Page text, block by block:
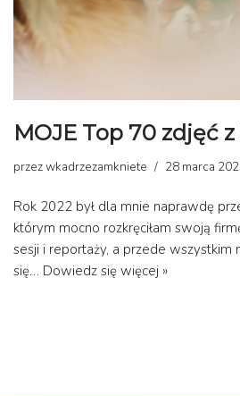
MOJE Top 70 zdjęć
przezwkadrzezamkniete 28 marca
Rok 2022 był dla mnie naprawdę
którym mocno rozkręciłam swoją
sesji i reportaży, a przede wszystkim
się… Dowiedz się więcej »